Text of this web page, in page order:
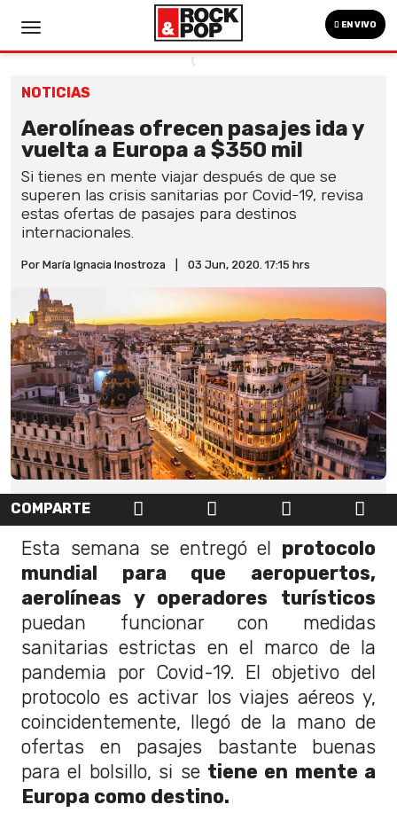
EN VIVO
NOTICIAS
Aerolíneas ofrecen pasajes ida y
vuelta a Europa a $350 mil
Si tienes en mente viajar después de que se
superen las crisis sanitarias por Covid-19, revisa
estas ofertas de pasajes para destinos
internacionales.
Por María Ignacia Inostroza 03 Jun, 2020. 17:15 hrs
COMPARTE
Esta semana se entregó el protocolo
mundial para que aeropuertos,
aerolíneas y operadores turísticos
puedan funcionar con medidas
sanitarias estrictas en el marco de la
pandemia por Covid-19. El objetivo del
protocolo es activar los viajes aéreos y,
coincidentemente, llegó de la mano de
ofertas en pasajes bastante buenas
para el bolsillo, si se tiene en mente a
Europa como destino.